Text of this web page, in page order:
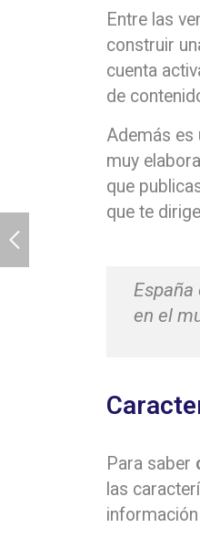
Entre las
construir
cuenta
de
Además es
muy
que
que te
España
en el
Para saber
las